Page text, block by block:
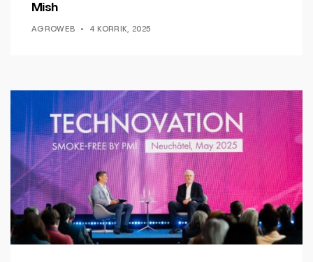
Mish
AGROWEB 4 KORRIK, 2025